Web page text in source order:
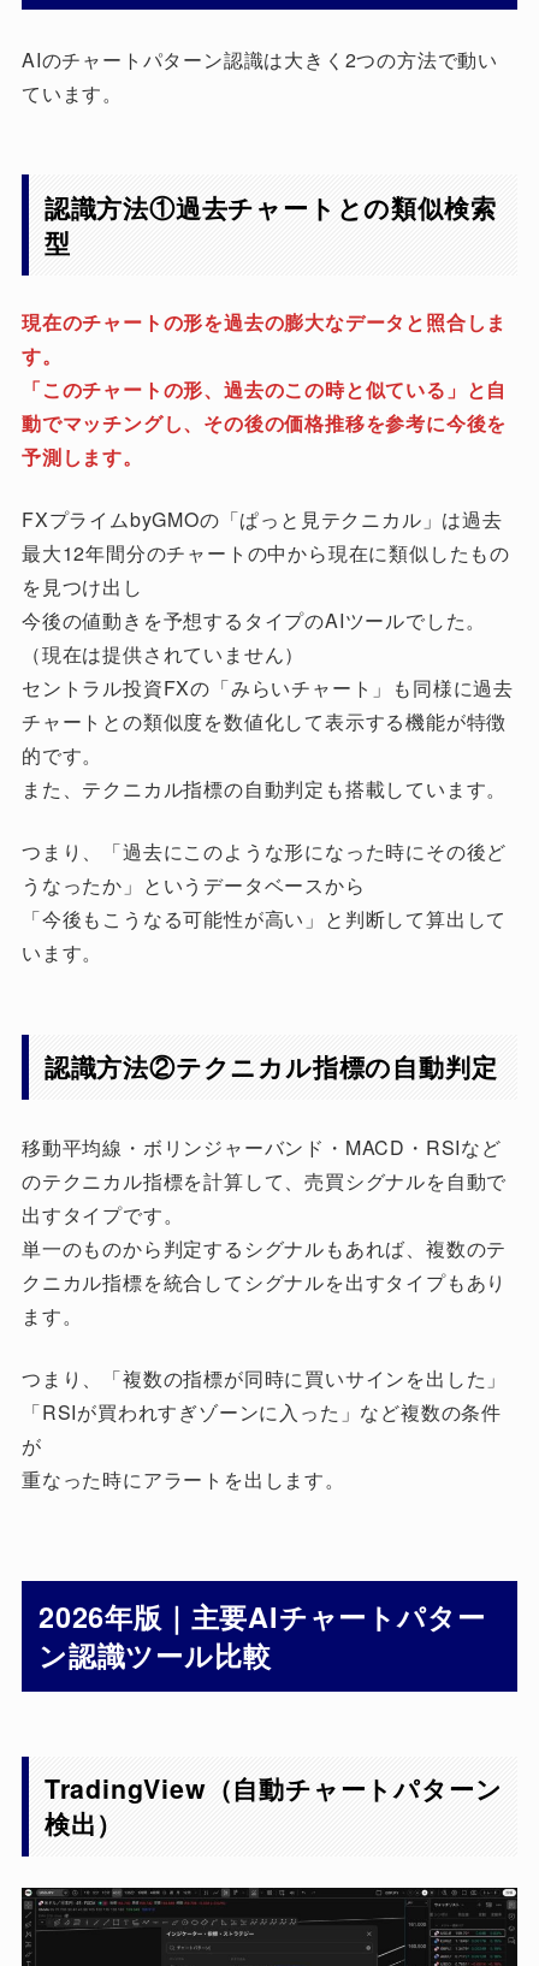
AIのチャートパターン認識は大きく2つの方法で動い
ています。
認識方法①過去チャートとの類似検索
型
現在のチャートの形を過去の膨大なデータと照合しま
す。
「このチャートの形、過去のこの時と似ている」と自
動でマッチングし、その後の価格推移を参考に今後を
予測します。
FXプライムbyGMOの「ぱっと見テクニカル」は過去
最大12年間分のチャートの中から現在に類似したもの
を見つけ出し
今後の値動きを予想するタイプのAIツールでした。
（現在は提供されていません）
セントラル投資FXの「みらいチャート」も同様に過去
チャートとの類似度を数値化して表示する機能が特徴
的です。
また、テクニカル指標の自動判定も搭載しています。
つまり、「過去にこのような形になった時にその後ど
うなったか」というデータベースから
「今後もこうなる可能性が高い」と判断して算出して
います。
認識方法②テクニカル指標の自動判定
移動平均線・ボリンジャーバンド・MACD・RSIなど
のテクニカル指標を計算して、売買シグナルを自動で
出すタイプです。
単一のものから判定するシグナルもあれば、複数のテ
クニカル指標を統合してシグナルを出すタイプもあり
ます。
つまり、「複数の指標が同時に買いサインを出した」
「RSIが買われすぎゾーンに入った」など複数の条件
が
重なった時にアラートを出します。
2026年版｜主要AIチャートパター
ン認識ツール比較
TradingView（自動チャートパターン
検出）